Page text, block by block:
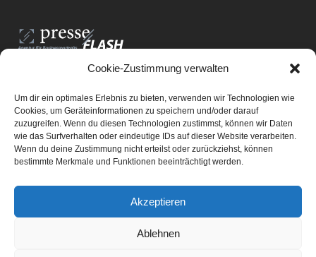
Cookie-Zustimmung verwalten
Um dir ein optimales Erlebnis zu bieten, verwenden wir Technologien wie
Cookies, um Geräteinformationen zu speichern und/oder darauf
zuzugreifen. Wenn du diesen Technologien zustimmst, können wir Daten
wie das Surfverhalten oder eindeutige IDs auf dieser Website verarbeiten.
Wenn du deine Zustimmung nicht erteilst oder zurückziehst, können
bestimmte Merkmale und Funktionen beeinträchtigt werden.
Akzeptieren
Ablehnen
PresseFlash e.U.
8061 St. Radegund bei Graz
E-Mail-Adresse:office@presseflash.at
UID-Nr. ATU 69512805